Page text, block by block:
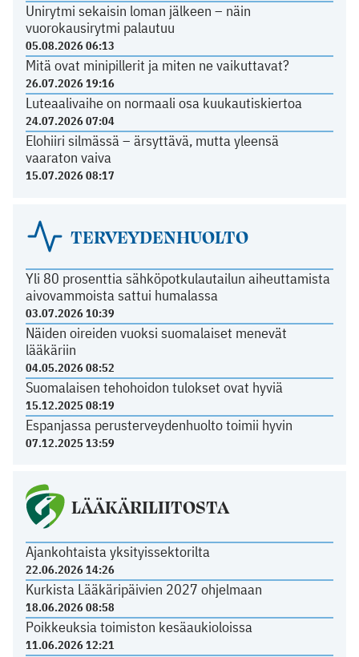
Unirytmi sekaisin loman jälkeen – näin
vuorokausirytmi palautuu
05.08.2026 06:13
Mitä ovat minipillerit ja miten ne vaikuttavat?
26.07.2026 19:16
Luteaalivaihe on normaali osa kuukautiskiertoa
24.07.2026 07:04
Elohiiri silmässä – ärsyttävä, mutta yleensä
vaaraton vaiva
15.07.2026 08:17
TERVEYDENHUOLTO
Yli 80 prosenttia sähköpotkulautailun aiheuttamista
aivovammoista sattui humalassa
03.07.2026 10:39
Näiden oireiden vuoksi suomalaiset menevät
lääkäriin
04.05.2026 08:52
Suomalaisen tehohoidon tulokset ovat hyviä
15.12.2025 08:19
Espanjassa perusterveydenhuolto toimii hyvin
07.12.2025 13:59
LÄÄKÄRILIITOSTA
Ajankohtaista yksityissektorilta
22.06.2026 14:26
Kurkista Lääkäripäivien 2027 ohjelmaan
18.06.2026 08:58
Poikkeuksia toimiston kesäaukioloissa
11.06.2026 12:21